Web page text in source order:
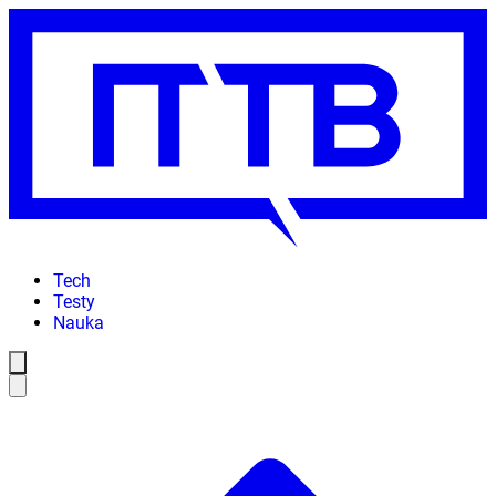
Tech
Testy
Nauka